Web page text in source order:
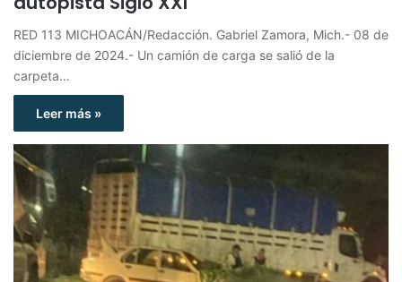
RED 113 MICHOACÁN/Redacción. Gabriel Zamora, Mich.- 08 de
diciembre de 2024.- Un camión de carga se salió de la
carpeta…
Leer más »